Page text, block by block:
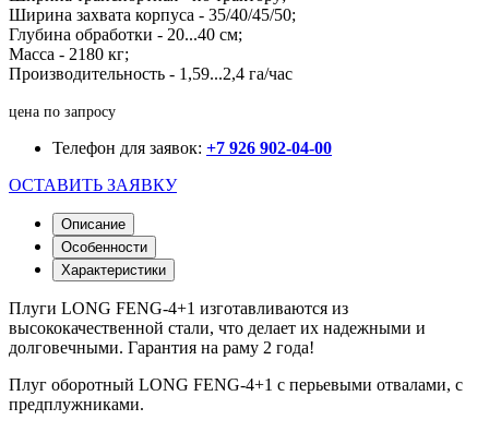
Ширина захвата корпуса - 35/40/45/50;
Глубина обработки - 20...40 см;
Масса - 2180 кг;
Производительность - 1,59...2,4 га/час
цена по запросу
Телефон для заявок: +7 926 902-04-00
ОСТАВИТЬ ЗАЯВКУ
Описание
Особенности
Характеристики
Плуги LONG FENG-4+1 изготавливаются из
высококачественной стали, что делает их надежными и
долговечными. Гарантия на раму 2 года!
Плуг оборотный LONG FENG-4+1 с перьевыми отвалами, с
предплужниками.